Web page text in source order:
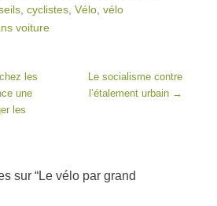
, cyclistes, Vélo, vélo
voiture
les
une
les
Le socialisme contre
l’étalement urbain →
sur “Le vélo par grand